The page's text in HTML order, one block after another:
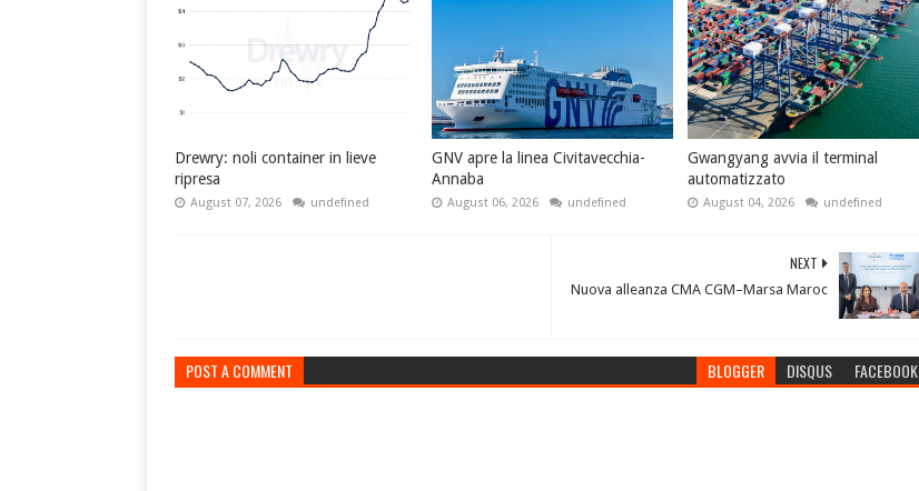
Drewry: noli container in lieve
ripresa
August 07, 2026 undefined
GNV apre la linea Civitavecchia-
Annaba
August 06, 2026 undefined
Gwangyang avvia il terminal
automatizzato
August 04, 2026 undefined
NEXT
Nuova alleanza CMA CGM–Marsa Maroc
POST A COMMENT BLOGGER DISQUS FACEBOOK